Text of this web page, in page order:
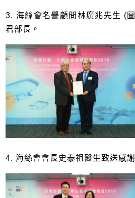
3. ​海絲會名譽顧問林廣兆先生 (
君部長。
4. 海絲會會長史泰祖醫生致送感